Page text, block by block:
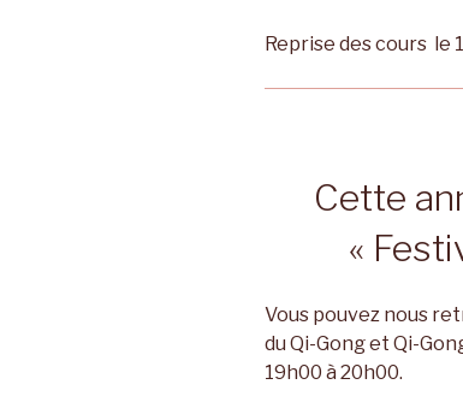
Reprise des cours le
Cette
«
Vous pouvez nous
du Qi-Gong et Qi-
19h00 à 20h00.